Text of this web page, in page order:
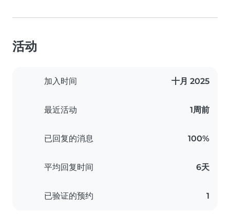
活动
加入时间 十月 2025
最近活动 1周前
已回复的消息 100%
平均回复时间 6天
已验证的预约 1